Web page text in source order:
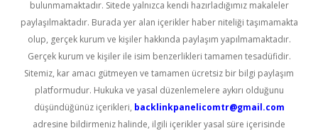
bulunmamaktadır. Sitede yalnızca kendi hazırladığımız makaleler
paylaşılmaktadır. Burada yer alan içerikler haber niteliği taşımamakta
olup, gerçek kurum ve kişiler hakkında paylaşım yapılmamaktadır.
Gerçek kurum ve kişiler ile isim benzerlikleri tamamen tesadüfidir.
Sitemiz, kar amacı gütmeyen ve tamamen ücretsiz bir bilgi paylaşım
platformudur. Hukuka ve yasal düzenlemelere aykırı olduğunu
düşündüğünüz içerikleri, backlinkpanelicomtr@gmail.com
adresine bildirmeniz halinde, ilgili içerikler yasal süre içerisinde